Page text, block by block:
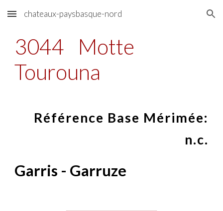
Skip to main content Skip to navigation
chateaux-paysbasque-nord
3044
Motte
Tourouna
Référence Base Mérimée:
n.c.
Garris - Garruze